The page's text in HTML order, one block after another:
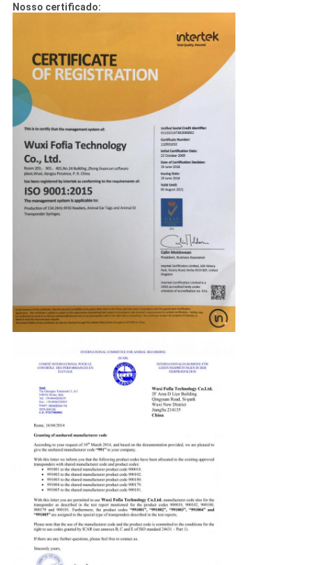
Nosso certificado: